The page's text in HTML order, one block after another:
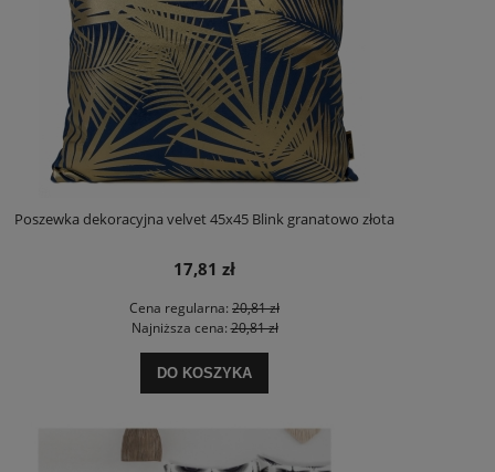
Poszewka dekoracyjna velvet 45x45 Blink granatowo złota
17,81 zł
Cena regularna: 20,81 zł
Najniższa cena:20,81 zł
DO KOSZYKA